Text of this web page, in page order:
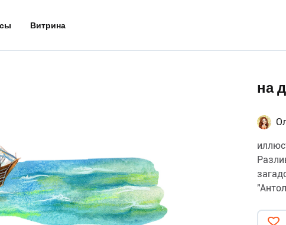
Витрина
на